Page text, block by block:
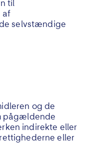
til
af
selvstændige
og de
pågældende
indirekte eller
eller